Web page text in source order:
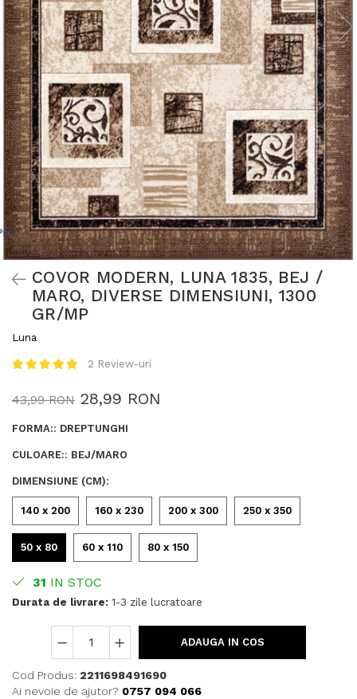
COVOR MODERN, LUNA 1835, BEJ /
MARO, DIVERSE DIMENSIUNI, 1300
GR/MP
Luna
2 Review-uri
43,99 RON 28,99 RON
FORMA:: DREPTUNGHI
CULOARE:: BEJ/MARO
DIMENSIUNE (CM):
140 x 200 160 x 230 200 x 300 250 x 350
50 x 80 60 x 110 80 x 150
31 IN STOC
Durata de livrare: 1-3 zile lucratoare
ADAUGA IN COS
Cod Produs: 2211698491690
Ai nevoie de ajutor? 0757 094 066